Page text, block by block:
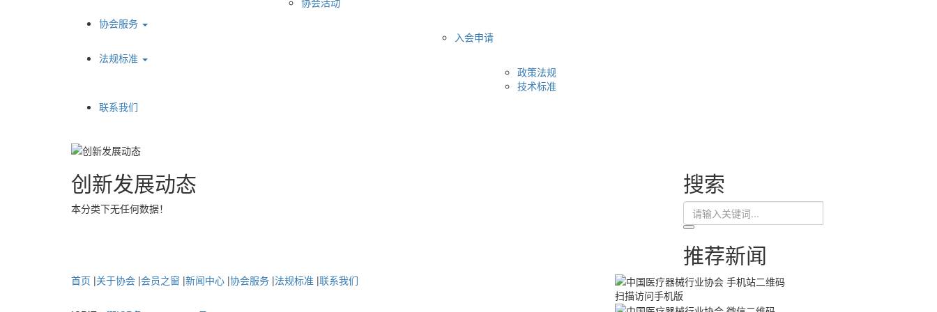
协会服务
入会申请
法规标准
政策法规
技术标准
联系我们
创新发展动态
本分类下无任何数据！
搜索
推荐新闻
首页 |关于协会 |会员之窗 |新闻中心 |协会服务 |法规标准 |联系我们
扫描访问手机版